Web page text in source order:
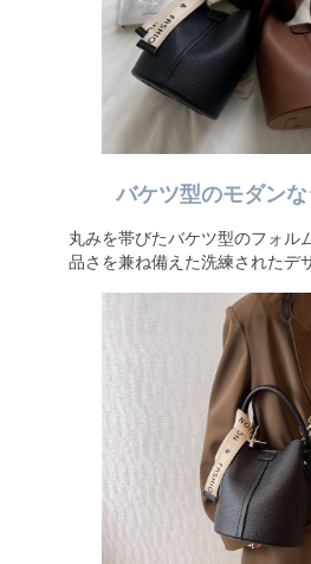
バケツ型のモダン
丸みを帯びたバケツ型のフォル
品さを兼ね備えた洗練されたデ